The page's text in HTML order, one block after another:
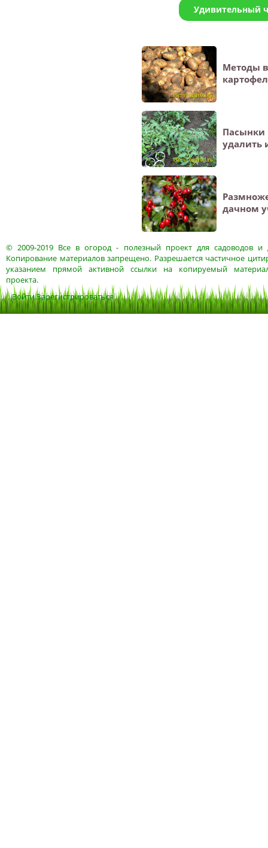
Удивительный
Методы
Пасынки
удалить
дачном
© 2009-2019 Все в огород- полезный проект для садоводов и
Копирование материалов запрещено. Разрешается частичное
указанием прямой активной ссылки на копируемый
проекта.
ВойтиЗарегистрироваться